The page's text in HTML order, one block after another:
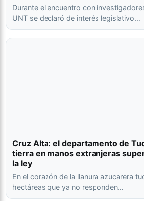
Durante el encuentro con
UNT se declaró de interés legislativo…
Cruz Alta: el departamento de
tierra en manos extranjeras
la ley
En el corazón de la llanura azucarera
hectáreas que ya no responden…